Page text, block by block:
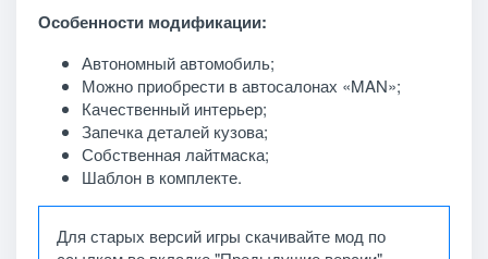
Особенности модификации:
Автономный автомобиль;
Можно приобрести в автосалонах «MAN»;
Качественный интерьер;
Запечка деталей кузова;
Собственная лайтмаска;
Шаблон в комплекте.
Для старых версий игры скачивайте мод по